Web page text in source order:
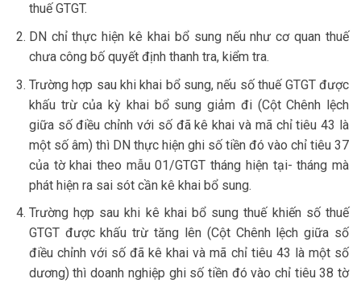
thuế GTGT.
DN chỉ thực hiện kê khai bổ sung nếu như cơ quan thuế
chưa công bố quyết định thanh tra, kiểm tra.
Trường hợp sau khi khai bổ sung, nếu số thuế GTGT được
khấu trừ của kỳ khai bổ sung giảm đi (Cột Chênh lệch
giữa số điều chỉnh với số đã kê khai và mã chỉ tiêu 43 là
một số âm) thì DN thực hiện ghi số tiền đó vào chỉ tiêu 37
của tờ khai theo mẫu 01/GTGT tháng hiện tại- tháng mà
phát hiện ra sai sót cần kê khai bổ sung.
Trường hợp sau khi kê khai bổ sung thuế khiến số thuế
GTGT được khấu trừ tăng lên (Cột Chênh lệch giữa số
điều chỉnh với số đã kê khai và mã chỉ tiêu 43 là một số
dương) thì doanh nghiệp ghi số tiền đó vào chỉ tiêu 38 tờ